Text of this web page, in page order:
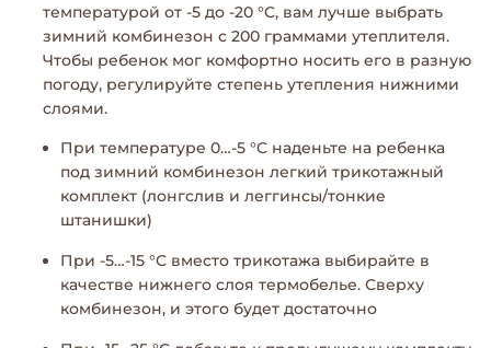
температурой от -5 до -20 °C, вам лучше выбрать
зимний комбинезон с 200 граммами утеплителя.
Чтобы ребенок мог комфортно носить его в разную
погоду, регулируйте степень утепления нижними
слоями.
При температуре 0…-5 °C наденьте на ребенка
под зимний комбинезон легкий трикотажный
комплект (лонгслив и леггинсы/тонкие
штанишки)
При -5…-15 °C вместо трикотажа выбирайте в
качестве нижнего слоя термобелье. Сверху
комбинезон, и этого будет достаточно